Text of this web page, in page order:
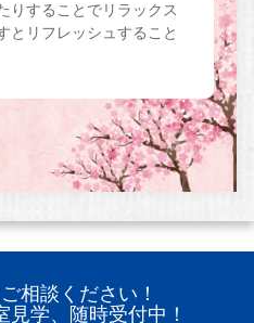
りすることでリラックス
とリフレッシュすること
相談ください！
学、随時受付中！